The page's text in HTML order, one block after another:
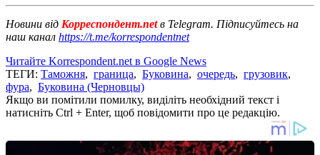
Новини від Корреспондент.netв Telegram. Підписуйтесь на
наш канал https://t.me/korrespondentnet
Читайте Korrespondent.net в Google News
ТЕГИ: Таможня, граница, Буковина, очередь, грузовик,
фура, Буковина (Черновцы)
Якщо ви помітили помилку, виділіть необхідний текст і
натисніть Ctrl + Enter, щоб повідомити про це редакцію.